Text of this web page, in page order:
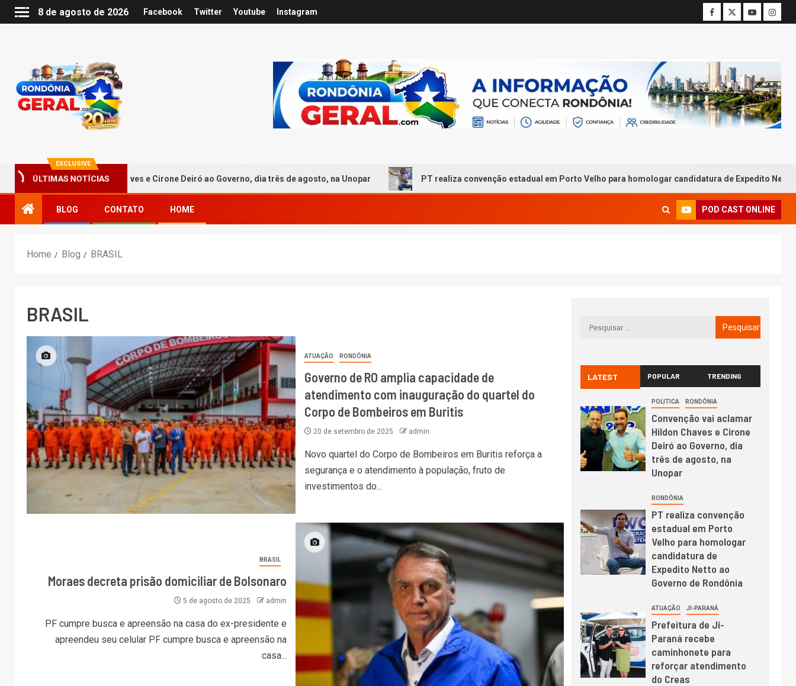
8 de agosto de 2026 Facebook Twitter Youtube Instagram
EXCLUSIVE
ÚLTIMAS NOTÍCIAS
aclamar Hildon Chaves e Cirone Deiró ao Governo, dia três de agosto, na Unopar PT realiza convenção estadual em Porto Velho para homologar candidatura de Expedito Netto ao Governo
BLOG CONTATO HOME POD CAST ONLINE
Home Blog BRASIL
BRASIL
ATUAÇÃO RONDÔNIA
Governo de RO amplia capacidade de
atendimento com inauguração do quartel do
Corpo de Bombeiros em Buritis
20 de setembro de 2025 admin
Novo quartel do Corpo de Bombeiros em Buritis reforça a
segurança e o atendimento à população, fruto de
investimentos do...
BRASIL
Moraes decreta prisão domiciliar de Bolsonaro
5 de agosto de 2025 admin
PF cumpre busca e apreensão na casa do ex-presidente e
apreendeu seu celular PF cumpre busca e apreensão na
casa...
LATEST POPULAR TRENDING
POLITICA RONDÔNIA
Convenção vai aclamar
Hildon Chaves e Cirone
Deiró ao Governo, dia
três de agosto, na
Unopar
RONDÔNIA
PT realiza convenção
estadual em Porto
Velho para homologar
candidatura de
Expedito Netto ao
Governo de Rondônia
ATUAÇÃO JI-PARANÁ
Prefeitura de Ji-
Paraná recebe
caminhonete para
reforçar atendimento
do Creas